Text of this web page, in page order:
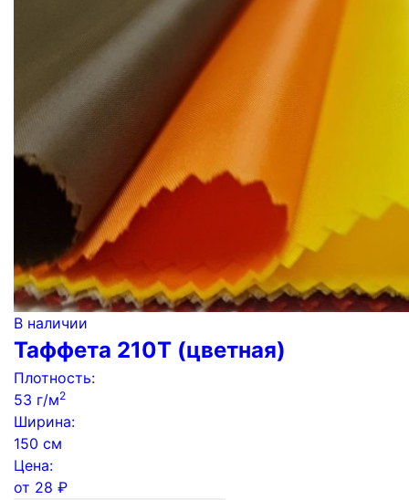
В наличии
Таффета 210Т (цветная)
Плотность:
53 г/м2
Ширина:
150 см
Цена:
от 28 ₽